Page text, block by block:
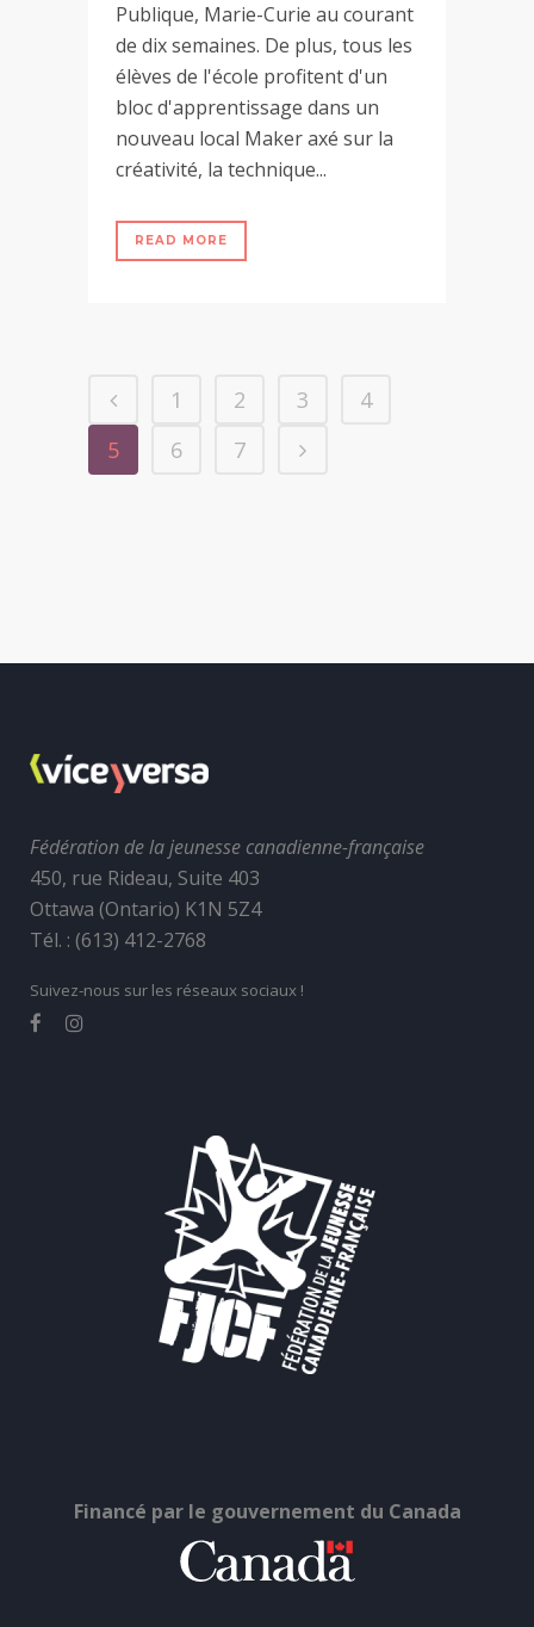
Publique, Marie-Curie au courant
de dix semaines. De plus, tous les
élèves de l'école profitent d'un
bloc d'apprentissage dans un
nouveau local Maker axé sur la
créativité, la technique...
READ MORE
1 2 3
4
5
6 7
Fédération de la jeunesse canadienne-française
450, rue Rideau, Suite 403
Ottawa (Ontario) K1N 5Z4
Tél. : (613) 412-2768
Suivez-nous sur les réseaux sociaux !
Financé par le gouvernement du Canada